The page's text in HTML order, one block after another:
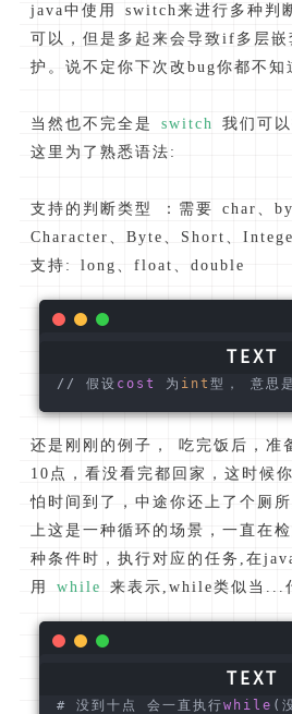
java中使用 switch来进行多种判
可以，但是多起来会导致if多层嵌
护。说不定你下次改bug你都不知
当然也不完全是 switch
我们可
这里为了熟悉语法:
支持的判断类型 ：需要 char、
Character、Byte、Short、
支持: long、float、double
// 假设 cost 为 int 型， 意思
还是刚刚的例子， 吃完饭后，准
10点，看没看完都回家，这时候
怕时间到了，中途你还上了个厕
上这是一种循环的场景，一直在
种条件时，执行对应的任务,在
用 while 来表示,while类似当...
# 没到十点 会一直执行while (